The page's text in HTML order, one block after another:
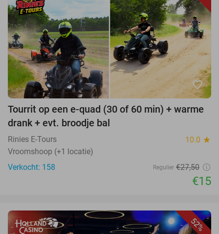
favorite_border
Tourrit op een e-quad (30 of 60 min) + warme
drank + evt. broodje bal
Rinies E-Tours 10.0 star
Vroomshoop (+1 locatie)
Verkocht: 158
Regulier €27,50
€15
52%